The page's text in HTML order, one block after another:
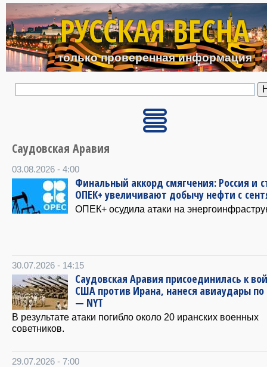
Перейти к основному
РУССКАЯ ВЕСНА
только проверенная информация
Саудовская Аравия
03.08.2026 - 4:00
Финальный аккорд смягчения: Россия и
ОПЕК+ увеличивают добычу нефти с
ОПЕК+ осудила атаки на
30.07.2026 - 14:15
Саудовская Аравия присоединилась к
США против Ирана, нанеся авиаудары по
— NYT
В результате атаки погибло около 20 иранских военных
советников.
29.07.2026 - 7:00